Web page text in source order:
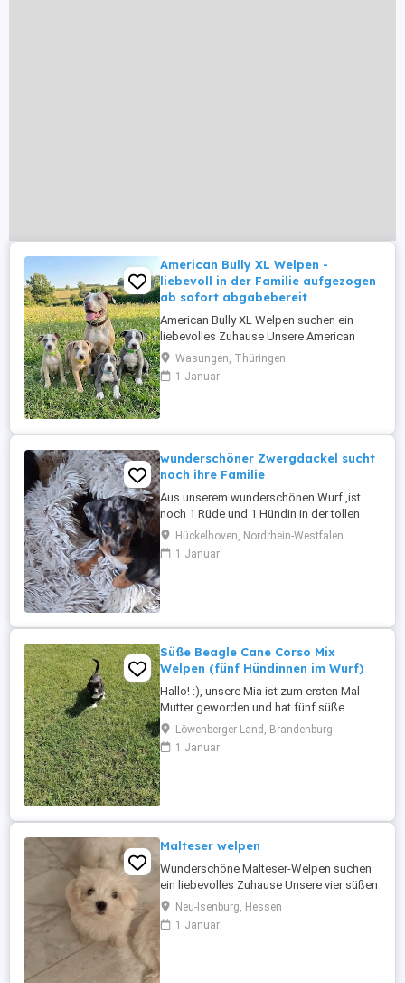
American Bully XL Welpen -
liebevoll in der Familie aufgezogen
ab sofort abgabebereit
American Bully XL Welpen suchen ein
liebevolles Zuhause Unsere American
Bully XL Welpen sind ab sofort
abgabebereit und freuen sich darauf, ihre
neuen Familien kennenzulernen. Aktuell
in der Familie mit zwei Kindern, ihrer ...
Wasungen, Thüringen
1 Januar
wunderschöner Zwergdackel sucht
noch ihre Familie
Aus unserem wunderschönen Wurf ,ist
noch 1 Rüde und 1 Hündin in der tollen
Farbe black and tan sowie schoko
verfügbar, sowie eine Hündin und ein
Rüde in Tiger, die ihre Familie suchen.Die
sowie ...
Hückelhoven, Nordrhein-Westfalen
1 Januar
Süße Beagle Cane Corso Mix
Welpen (fünf Hündinnen im Wurf)
Hallo! :), unsere Mia ist zum ersten Mal
Mutter geworden und hat fünf süße
Hündinnen zur Welt gebracht. Die Kleinen
sind gesund und top fit (Videos gerne auf
Anfrage). Es ist eine Mischung aus Beagle
Löwenberger Land, Brandenburg
1 Januar
Malteser welpen
Wunderschöne Malteser-Welpen suchen
ein liebevolles Zuhause Unsere vier süßen
Malteser-Welpen (alles Rüden) suchen ein
liebevolles Zuhause. Die Kleinen wurden
am 15.05.2026 geboren und wachsen bei
Neu-Isenburg, Hessen
1 Januar